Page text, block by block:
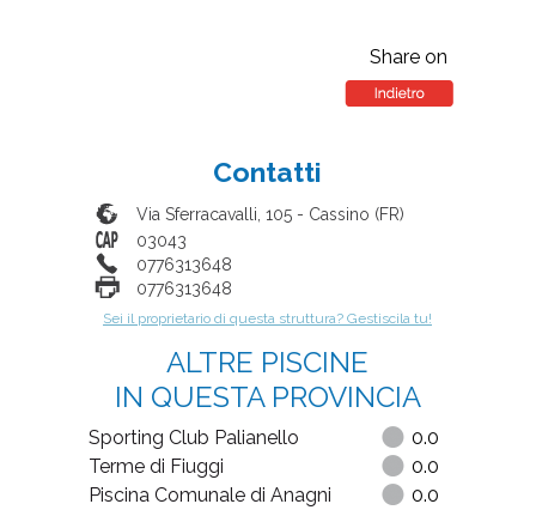
Share on
Contatti
Via Sferracavalli, 105- Cassino (FR)
03043
0776313648
0776313648
Sei il proprietario di questa struttura? Gestiscila tu!
ALTRE PISCINE
IN QUESTA PROVINCIA
Sporting Club Palianello
0.0
Terme di Fiuggi
0.0
Piscina Comunale di Anagni
0.0